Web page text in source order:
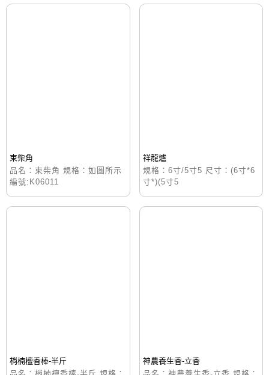
束柴角
品名：束柴角 規格：如圖所示
編號:K06011
祥龍爐
規格：6寸/5寸5 尺寸：(6寸*6
寸*)(5寸5
梢楠檀香棒-半斤
神農養生香-立香